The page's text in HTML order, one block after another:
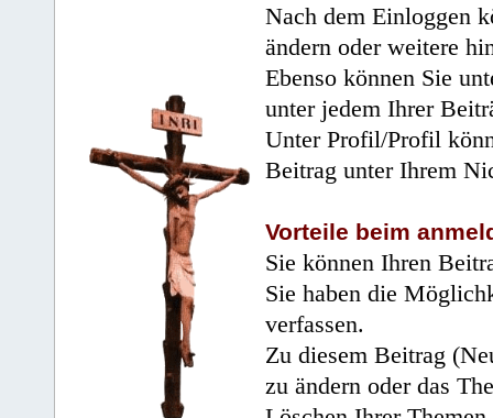
Nach dem Einloggen
ändern oder weitere
Ebenso können Sie
unter jedem Ihrer
Unter Profil/Profil
Beitrag unter Ihrem
Vorteile beim
Sie können Ihren
Sie haben die
verfassen.
Zu diesem Beitrag
zu ändern oder das